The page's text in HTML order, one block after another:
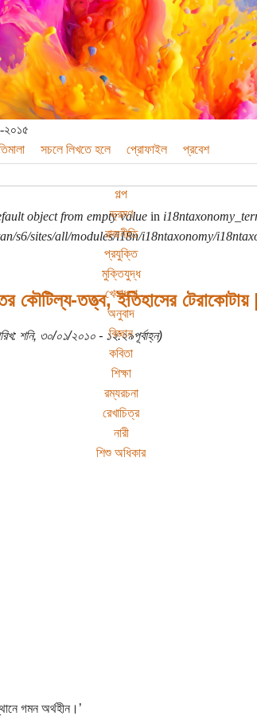
২০১৫
সচলে লিখতে হলে প্রোফাইল প্রবেশ
গল্প
ভ্রমণ
রাজনীতি
প্রযুক্তি
মুক্তিযুদ্ধ
খেলাধুলা
অনুবাদ
বিজ্ঞান
কবিতা
শিক্ষা
রম্যরচনা
রেখাচিত্র
নারী
শিশু অধিকার
object from empty valuein
s6/sites/all/modules/i18n/i18ntaxonomy/
কৌটিল্য-তত্ত্ব, ইতিহাসের টেরাকোটায়
শনি, ৩০/০১/২০১০ - ১২:২৯পূর্বাহ্ন)
গমন অর্থহীন।’